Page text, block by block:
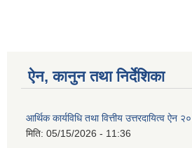
ऐन, कानुन तथा निर्देशिका
आर्थिक कार्यविधि तथा वित्तीय उत्तरदायित्व ऐन
मिति: 05/15/2026 - 11:36